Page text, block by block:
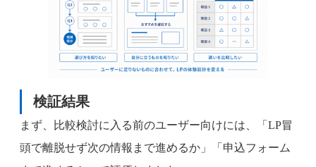
検証結果
まず、比較検討に入る前のユーザー向けには、「LP冒
頭で離脱せず次の情報まで進めるか」「申込フォーム